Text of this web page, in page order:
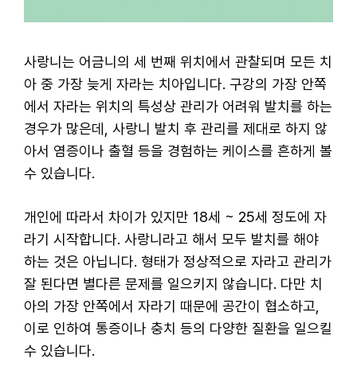
사랑니는 어금니의 세 번째 위치에서 관찰되며 모든 치
아 중 가장 늦게 자라는 치아입니다. 구강의 가장 안쪽
에서 자라는 위치의 특성상 관리가 어려워 발치를 하는
경우가 많은데, 사랑니 발치 후 관리를 제대로 하지 않
아서 염증이나 출혈 등을 경험하는 케이스를 흔하게 볼
수 있습니다.
개인에 따라서 차이가 있지만 18세 ~ 25세 정도에 자
라기 시작합니다. 사랑니라고 해서 모두 발치를 해야
하는 것은 아닙니다. 형태가 정상적으로 자라고 관리가
잘 된다면 별다른 문제를 일으키지 않습니다. 다만 치
아의 가장 안쪽에서 자라기 때문에 공간이 협소하고,
이로 인하여 통증이나 충치 등의 다양한 질환을 일으킬
수 있습니다.